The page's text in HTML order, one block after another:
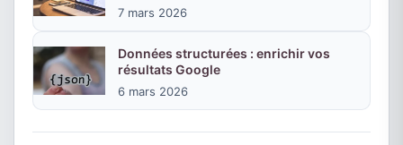
7 mars 2026
Données structurées : enrichir vos
résultats Google
6 mars 2026